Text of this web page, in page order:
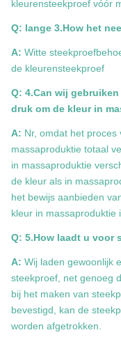
kleurensteekproef vóór
Q: lange 3.How het
A: Witte
de kleurensteekproef
Q: 4.Can wij
druk om de kleur in
A: Nr, omdat het
massaproduktie totaal
in massaproduktie
de kleur als in
het bewijs aanbieden
kleur in massaproduktie
Q: 5.How laadt u voor
A: Wij laden gewoonlijk
steekproef, net genoeg
bij het maken van
bevestigd, kan de
worden afgetrokken.